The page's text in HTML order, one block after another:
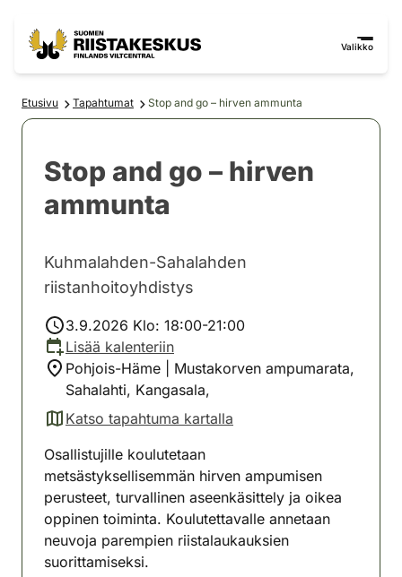
Valikko
Etusivu Tapahtumat Stop and go – hirven ammunta
Stop and go – hirven
ammunta
Kuhmalahden-Sahalahden
riistanhoitoyhdistys
3.9.2026 Klo: 18:00-21:00
Lisää kalenteriin
Pohjois-Häme | Mustakorven ampumarata,
Sahalahti, Kangasala,
Katso tapahtuma kartalla
(avautuu uuteen välilehteen)
Osallistujille koulutetaan
metsästyksellisemmän hirven ampumisen
perusteet, turvallinen aseenkäsittely ja oikea
oppinen toiminta. Koulutettavalle annetaan
neuvoja parempien riistalaukauksien
suorittamiseksi.